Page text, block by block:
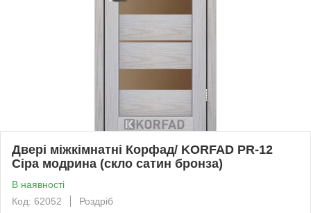
Двері міжкімнатні Корфад/ KORFAD PR-12
Сіра модрина (скло сатин бронза)
В наявності
Код: 62052
Роздріб